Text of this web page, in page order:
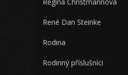
René Dan Steinke
Rodina
Rodinný příslušníci